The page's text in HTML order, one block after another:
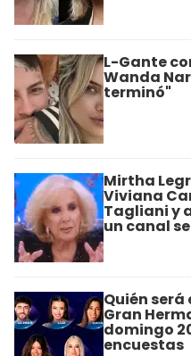
L-Gante
Wanda
terminó"
Mirtha
Viviana
Tagliani y
un canal
Quién
Gran
domingo
encuestas